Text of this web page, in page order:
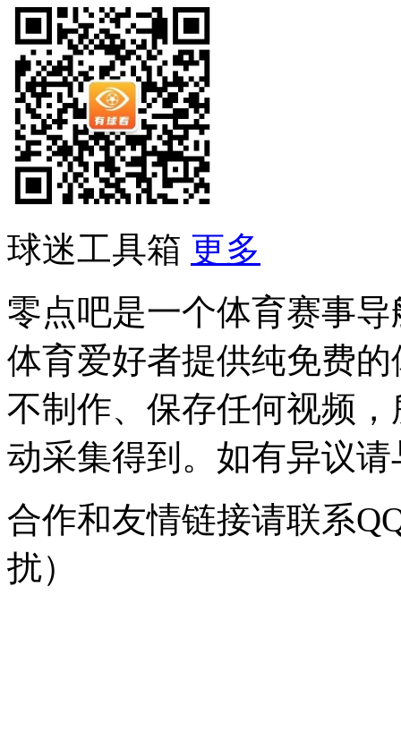
球迷工具箱 更多
零点吧是一个体育赛事
体育爱好者提供纯免费
不制作、保存任何视频
动采集得到。如有异议
合作和友情链接请联系
扰）